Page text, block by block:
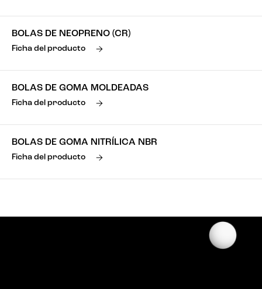
BOLAS DE NEOPRENO (CR)
Ficha del producto
BOLAS DE GOMA MOLDEADAS
Ficha del producto
BOLAS DE GOMA NITRÍLICA NBR
Ficha del producto